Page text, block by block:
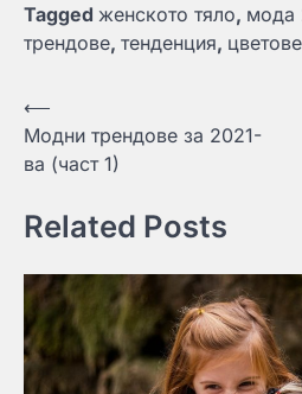
Tagged женското тяло, мода
трендове, тенденция, цветове
Навигация
⟵
Модни трендове за 2021-
ва (част 1)
Related Posts